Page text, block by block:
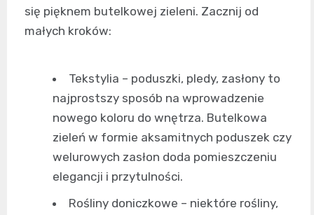
się pięknem butelkowej zieleni. Zacznij od
małych kroków:
Tekstylia – poduszki, pledy, zasłony to
najprostszy sposób na wprowadzenie
nowego koloru do wnętrza. Butelkowa
zieleń w formie aksamitnych poduszek czy
welurowych zasłon doda pomieszczeniu
elegancji i przytulności.
Rośliny doniczkowe – niektóre rośliny,